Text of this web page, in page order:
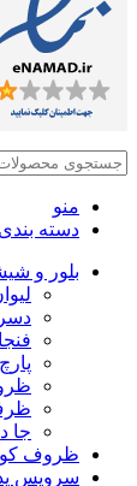
منو
دسته
بلور و
جا
ظروف
سرویس